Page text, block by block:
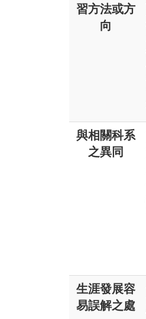
習方法或方
向
與相關科系
之異同
生涯發展容
易誤解之處